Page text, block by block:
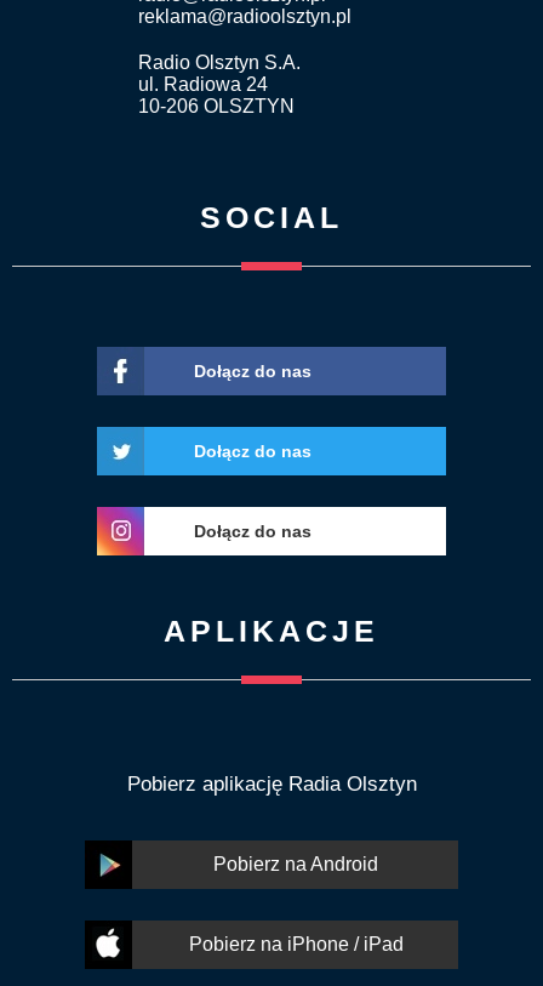
reklama@radioolsztyn.pl
Radio Olsztyn S.A.
ul. Radiowa 24
10-206 OLSZTYN
SOCIAL
Dołącz do nas
Dołącz do nas
Dołącz do nas
APLIKACJE
Pobierz aplikację Radia Olsztyn
Pobierz na Android
Pobierz na iPhone / iPad